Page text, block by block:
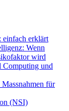
einfach erklärt
Wenn
wird
Computing und
für
(NSI)